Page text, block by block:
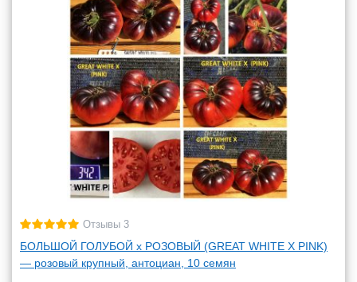
Отзывы 3
БОЛЬШОЙ ГОЛУБОЙ х РОЗОВЫЙ (GREAT WHITE X PINK)
— розовый крупный, антоциан, 10 семян